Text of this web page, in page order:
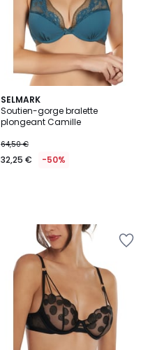
SELMARK
Soutien-gorge bralette
plongeant Camille
64,50 €
32,25 € -50%